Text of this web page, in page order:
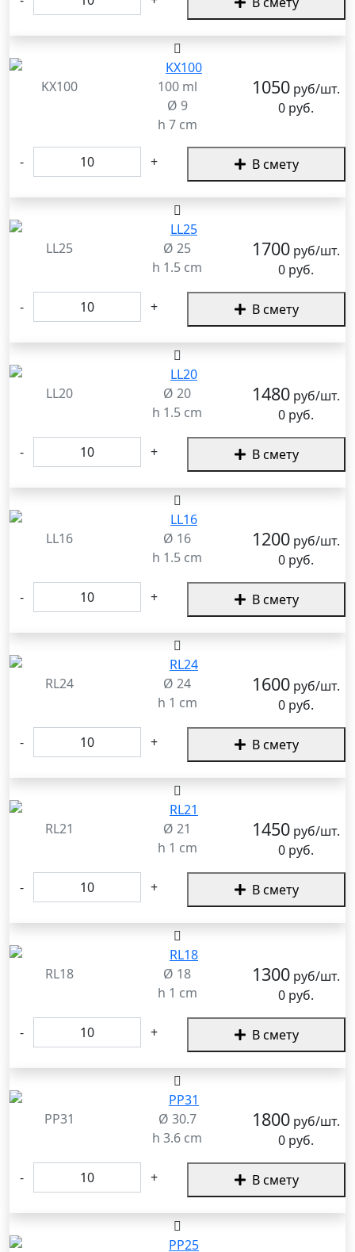
KX100
100 ml
Ø 9
h 7 cm
1050руб/шт.
0 руб.
- + В смету
LL25
Ø 25
h 1.5 cm
1700руб/шт.
0 руб.
- + В смету
LL20
Ø 20
h 1.5 cm
1480руб/шт.
0 руб.
- + В смету
LL16
Ø 16
h 1.5 cm
1200руб/шт.
0 руб.
- + В смету
RL24
Ø 24
h 1 cm
1600руб/шт.
0 руб.
- + В смету
RL21
Ø 21
h 1 cm
1450руб/шт.
0 руб.
- + В смету
RL18
Ø 18
h 1 cm
1300руб/шт.
0 руб.
- + В смету
PP31
Ø 30.7
h 3.6 cm
1800руб/шт.
0 руб.
- + В смету